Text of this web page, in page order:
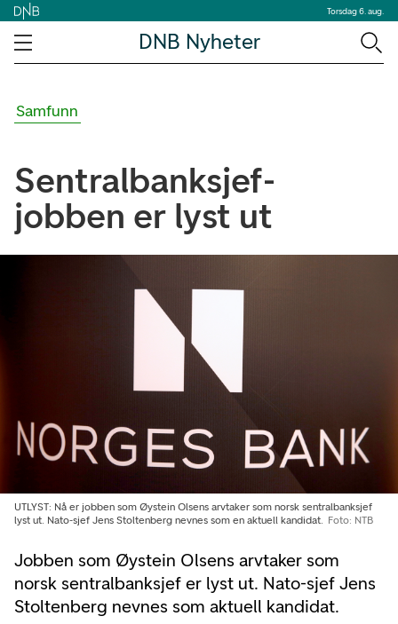
Torsdag 6. aug.
DNB Nyheter
Samfunn
Sentralbanksjef-
jobben er lyst ut
Jobben som Øystein Olsens arvtaker som
norsk sentralbanksjef er lyst ut. Nato-sjef Jens
Stoltenberg nevnes som aktuell kandidat.
UTLYST: Nå er jobben som Øystein Olsens arvtaker som norsk sentralbanksjef
lyst ut. Nato-sjef Jens Stoltenberg nevnes som en aktuell kandidat.
Foto: NTB